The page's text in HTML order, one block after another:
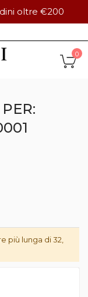
oltre €200
0
più lunga di 32,